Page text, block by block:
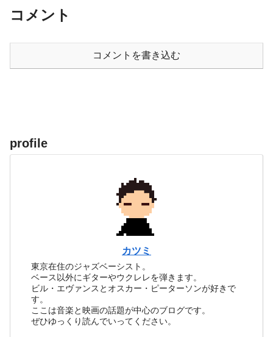
コメント
コメントを書き込む
profile
カツミ
東京在住のジャズベーシスト。
ベース以外にギターやウクレレを弾きます。
ビル・エヴァンスとオスカー・ピーターソンが好きで
す。
ここは音楽と映画の話題が中心のブログです。
ぜひゆっくり読んでいってください。